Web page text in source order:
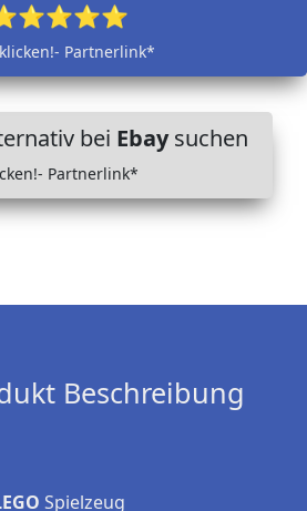
Partnerlink*
bei Ebaysuchen
Partnerlink*
Beschreibung
Spielzeug